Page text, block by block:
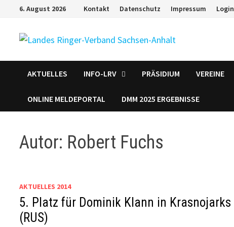
springen
6. August 2026 Kontakt Datenschutz Impressum Login
AKTUELLES INFO-LRV PRÄSIDIUM VEREINE
ONLINE MELDEPORTAL DMM 2025 ERGEBNISSE
Autor: Robert Fuchs
AKTUELLES 2014
5. Platz für Dominik Klann in Krasnojarks
(RUS)